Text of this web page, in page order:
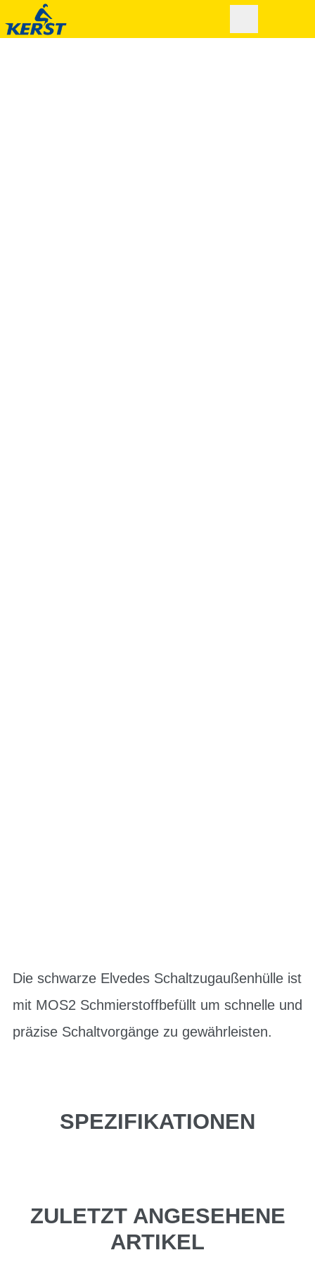
Die schwarze Elvedes Schaltzugaußenhülle ist
mit MOS2 Schmierstoffbefüllt um schnelle und
präzise Schaltvorgänge zu gewährleisten.
SPEZIFIKATIONEN
ZULETZT ANGESEHENE
ARTIKEL